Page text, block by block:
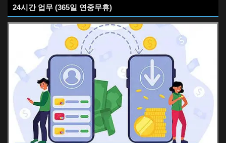
24시간 업무 (365일 연중무휴)